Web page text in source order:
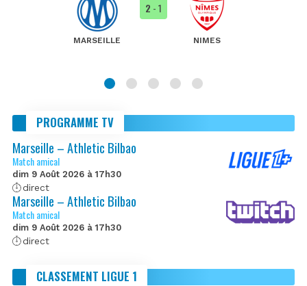
MARSEILLE
2 - 1
NIMES
PROGRAMME TV
Marseille – Athletic Bilbao
Match amical
dim 9 Août 2026 à 17h30
direct
Marseille – Athletic Bilbao
Match amical
dim 9 Août 2026 à 17h30
direct
CLASSEMENT LIGUE 1